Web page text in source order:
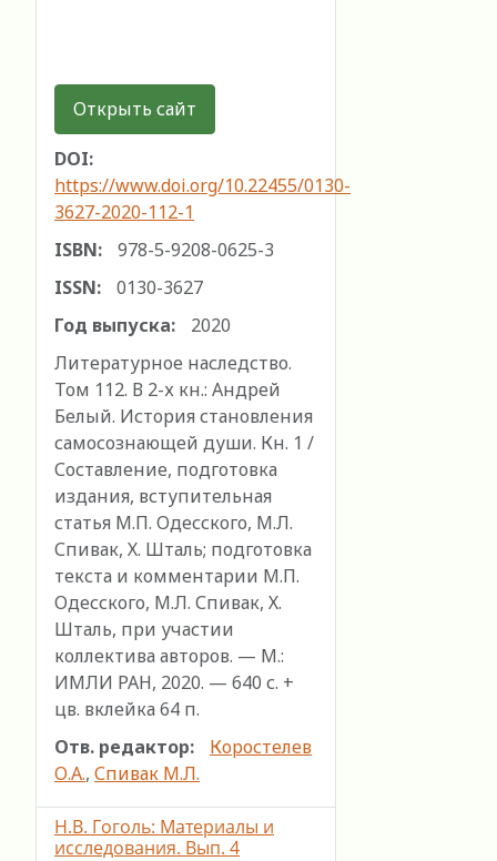
Открыть сайт
DOI:
https://www.doi.org/10.22455/0130-
3627-2020-112-1
ISBN:
978-5-9208-0625-3
ISSN:
0130-3627
Год выпуска:
2020
Литературное наследство.
Том 112. В 2-х кн.: Андрей
Белый. История становления
самосознающей души. Кн. 1 /
Составление, подготовка
издания, вступительная
статья М.П. Одесского, М.Л.
Спивак, Х. Шталь; подготовка
текста и комментарии М.П.
Одесского, М.Л. Спивак, Х.
Шталь, при участии
коллектива авторов. — М.:
ИМЛИ РАН, 2020. — 640 с. +
цв. вклейка 64 п.
Отв. редактор:
Коростелев
О.А., Спивак М.Л.
Н.В. Гоголь: Материалы и
исследования. Вып. 4